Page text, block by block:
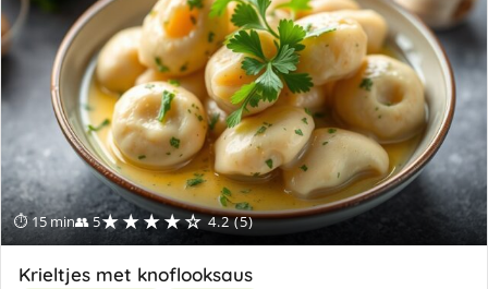
⏱ 15 min👥 5★★★★☆ 4.2 (5)
Krieltjes met knoflooksaus